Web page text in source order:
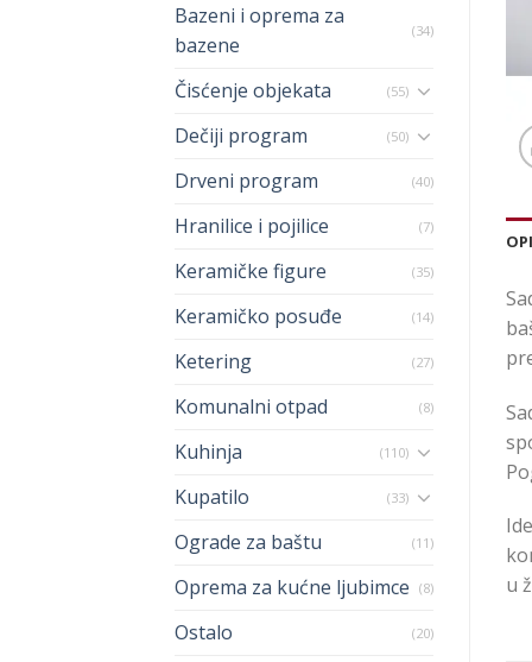
Bazeni i oprema za
bazene
(34)
Čisćenje objekata (55)
Dečiji program (50)
Drveni program (40)
Hranilice i pojilice (7)
Keramičke figure (35)
Keramičko posuđe (14)
Ketering (27)
Komunalni otpad (8)
Kuhinja (110)
Kupatilo (33)
Ograde za baštu (11)
Oprema za kućne ljubimce (8)
Ostalo (20)
u